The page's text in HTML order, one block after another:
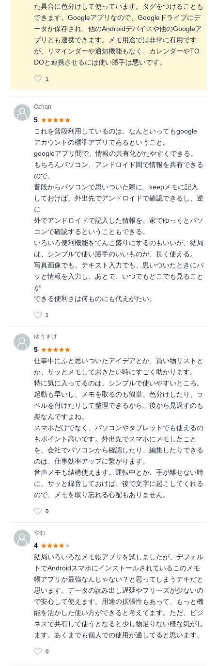
た具合に色分けして使っています。タグをつけることも
できます。Googleアプリなので、Googleドライブにデ
ータが保存され、他のAndroidデバイスや他のGoogleア
プリとも連携できます。メモ用途では非常に有用です
が、リマインダーや通知機能もなく、カレンダーやTO
DOと連携させるには使い勝手は悪いです。
1
Ochan
5
これを普段利用しているのは、なんといってもgoogle
アカウントの標準アプリであるということ。
googleアプリ間で、情報の共有化がたやすくできる。
もちろんパソコン、アンドロイド間で情報を共有できる
ので、
普段からパソコンで思いついた際に、keepメモに記入
しておけば、外出先でアンドロイドで確認できるし、逆
に
外でアンドロイドで記入した情報を、家でゆっくとパソ
コンで確認するということもできる。
いろいろ便利機能をてんこ盛りにするのもいいが、結局
は、シンプルで使い勝手のいいものが、長く使える。
写真画像でも、テキスト入力でも、思いついたときにパ
ッと情報を入力し、あとで、いつでもどこでも見ること
が
できる便利さは何ものにも代えがたい。
1
ゆうすけ
5
仕事中にふと思いついたアイデアとか、買い物リストと
か、サッとメモしておきたい時にすごく助かります。
特に気に入ってるのは、シンプルで使いやすいところ。
起動も早いし、メモを取るのも簡単。色分けしたり、ラ
ベルを付けたりして整理できるから、後から見返すのも
楽なんですよね。
スマホだけでなく、パソコンやタブレットでも使えるの
もポイント高いです。外出先でスマホにメモしたこと
を、会社でパソコンから確認したり、編集したりできる
のは、仕事効率アップに繋がります。
音声メモも結構使えます。運転中とか、手が離せない時
に、サッと録音しておけば、後で文字に起こしてくれる
ので、メモを取り忘れる心配もありません。
0
やわ
4
結局いろいろなメモ帳アプリを試しましたが、デフォル
トでAndroidスマホにインストールされているこのメモ
帳アプリが最強なんじゃない？と思ってしまうデキだと
思います。データの読み出し遅延やフリーズが少ないの
で安心して使えます。用途の拡張性もあって、もっと機
能を活かした使い方ができると考えてます。ただ、ビジ
ネスで共有して使うとなると少し物足りない様な気がし
ます。あくまでも個人での使用が適してると思います。
0